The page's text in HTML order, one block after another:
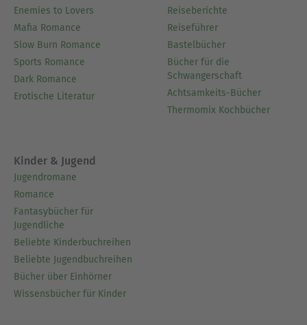
Enemies to Lovers
Mafia Romance
Slow Burn Romance
Sports Romance
Dark Romance
Erotische Literatur
Reiseberichte
Reiseführer
Bastelbücher
Bücher für die
Schwangerschaft
Achtsamkeits-Bücher
Thermomix Kochbücher
Kinder & Jugend
Jugendromane
Romance
Fantasybücher für
Jugendliche
Beliebte Kinderbuchreihen
Beliebte Jugendbuchreihen
Bücher über Einhörner
Wissensbücher für Kinder